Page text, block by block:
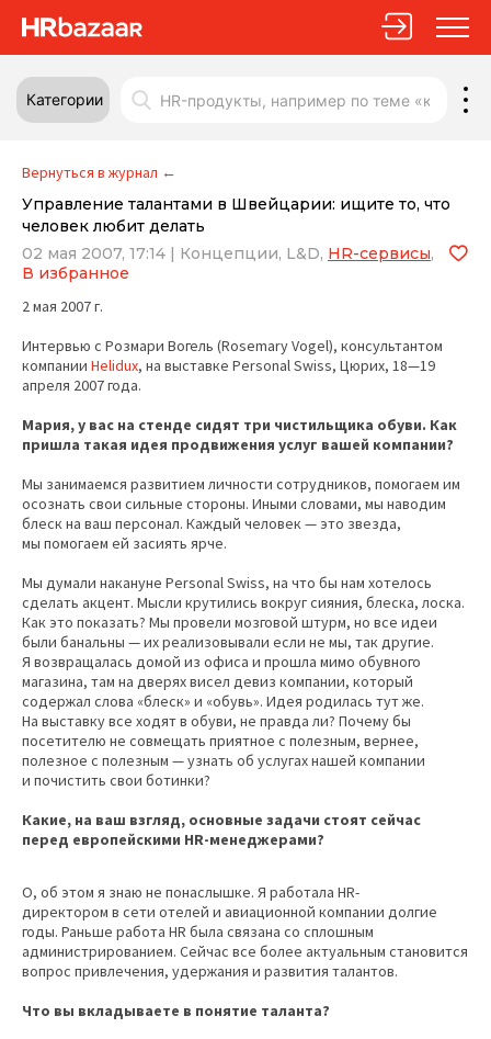
Категории
Вернуться в журнал ←
Управление талантами в Швейцарии: ищите то, что
человек любит делать
02 мая 2007, 17:14 | Концепции, L&D, HR-сервисы,
В избранное
2 мая 2007 г.
Интервью с Розмари Вогель (Rosemary Vogel), консультантом
компании Helidux, на выставке Personal Swiss, Цюрих, 18—19
апреля 2007 года.
Мария, у вас на стенде сидят три чистильщика обуви. Как
пришла такая идея продвижения услуг вашей компании?
Мы занимаемся развитием личности сотрудников, помогаем им
осознать свои сильные стороны. Иными словами, мы наводим
блеск на ваш персонал. Каждый человек — это звезда,
мы помогаем ей засиять ярче.
Мы думали накануне Personal Swiss, на что бы нам хотелось
сделать акцент. Мысли крутились вокруг сияния, блеска, лоска.
Как это показать? Мы провели мозговой штурм, но все идеи
были банальны — их реализовывали если не мы, так другие.
Я возвращалась домой из офиса и прошла мимо обувного
магазина, там на дверях висел девиз компании, который
содержал слова «блеск» и «обувь». Идея родилась тут же.
На выставку все ходят в обуви, не правда ли? Почему бы
посетителю не совмещать приятное с полезным, вернее,
полезное с полезным — узнать об услугах нашей компании
и почистить свои ботинки?
Какие, на ваш взгляд, основные задачи стоят сейчас
перед европейскими HR-менеджерами?
О, об этом я знаю не понаслышке. Я работала HR-
директором в сети отелей и авиационной компании долгие
годы. Раньше работа HR была связана со сплошным
администрированием. Сейчас все более актуальным становится
вопрос привлечения, удержания и развития талантов.
Что вы вкладываете в понятие таланта?